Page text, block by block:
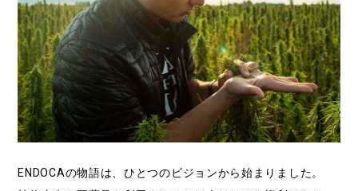
ENDOCAの物語は、ひとつのビジョンから始まりました。